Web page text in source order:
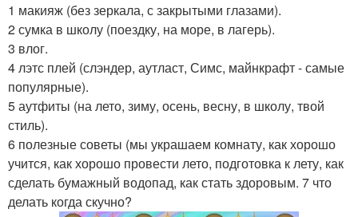
1 макияж (без зеркала, с закрытыми глазами).
2 сумка в школу (поездку, на море, в лагерь).
3 влог.
4 лэтс плей (слэндер, аутласт, Симс, майнкрафт - самые
популярные).
5 аутфиты (на лето, зиму, осень, весну, в школу, твой
стиль).
6 полезные советы (мы украшаем комнату, как хорошо
учится, как хорошо провести лето, подготовка к лету, как
сделать бумажный водопад, как стать здоровым. 7 что
делать когда скучно?